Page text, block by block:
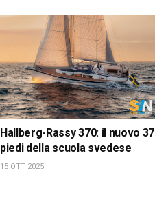
Hallberg-Rassy 370: il nuovo 37
piedi della scuola svedese
15 OTT 2025